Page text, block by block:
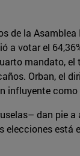
de la
a votar el
mandato,
Orban, el
influyente
dan pie a
está